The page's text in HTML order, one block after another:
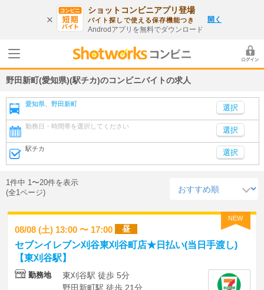
ショットコンビニアプリ登場
バイト探しで使える保存機能つき
Androdアプリを無料でダウンロード
開く
野田新町(愛知県)(駅チカ)のコンビニバイトの求人
愛知県、野田新町
勤務日・時間帯を選択してください 選択
駅チカ 選択
1件中 1〜20件を表示
(全1ページ)
NEW
08/08 (土) 13:00 〜 17:00 昼
セブンイレブン刈谷東刈谷町店★日払い(当日手渡し)
【東刈谷駅】
勤務地
東刈谷駅 徒歩 5分
野田新町駅 徒歩 21分